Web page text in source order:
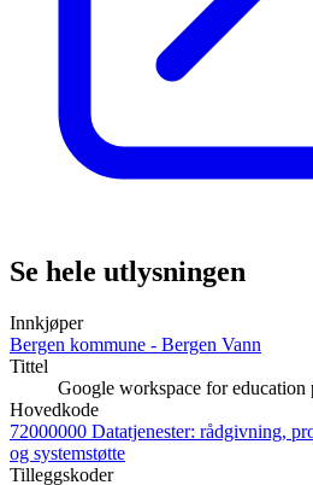
Se hele utlysningen
Innkjøper
Bergen kommune - Bergen Vann
Tittel
Google workspace for education
Hovedkode
72000000 Datatjenester: rådgivning,
og systemstøtte
Tilleggskoder